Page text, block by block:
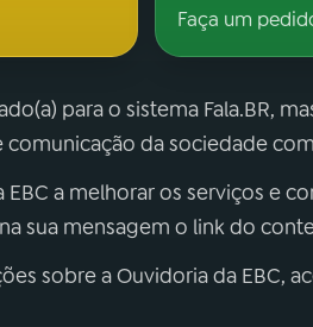
Faça um
para o sistema Fala.BR,
da sociedade
EBC a melhorar os serviços e
sua mensagem o link do
sobre a Ouvidoria da EBC,